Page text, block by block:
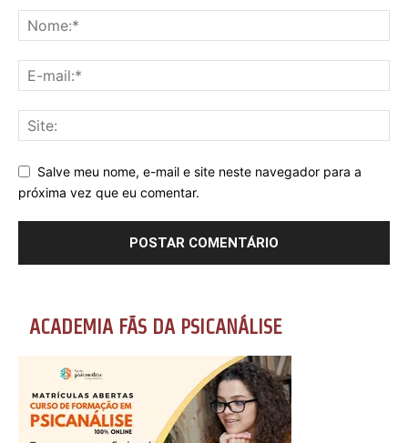
Salve meu nome, e-mail e site neste navegador para a
próxima vez que eu comentar.
ACADEMIA FÃS DA PSICANÁLISE